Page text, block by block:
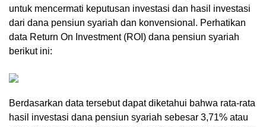
untuk mencermati keputusan investasi dan hasil investasi
dari dana pensiun syariah dan konvensional. Perhatikan
data Return On Investment (ROI) dana pensiun syariah
berikut ini:
Berdasarkan data tersebut dapat diketahui bahwa rata-rata
hasil investasi dana pensiun syariah sebesar 3,71% atau